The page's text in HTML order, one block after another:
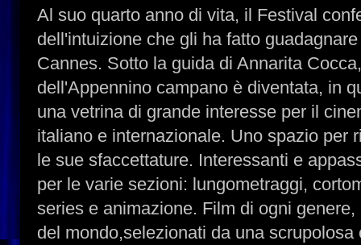
Al suo quarto anno di vita, il Festival
dell'intuizione che gli ha fatto
Cannes. Sotto la guida di Annarita
dell'Appennino campano è diventata, in
una vetrina di grande interesse per il
italiano e internazionale. Uno spazio per
le sue sfaccettature. Interessanti e
per le varie sezioni: lungometraggi,
series e animazione. Film di ogni
del mondo,selezionati da una